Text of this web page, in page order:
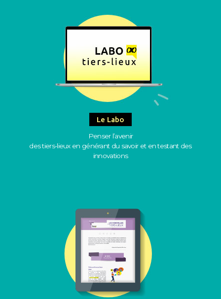
Le Labo
Penser l’avenir
des tiers-lieux en générant du savoir et en testant des
innovations